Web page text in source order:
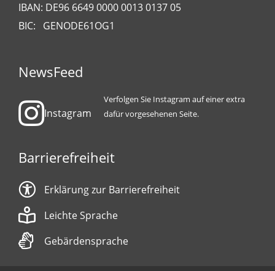
IBAN: DE96 6649 0000 0013 0137 05
BIC: GENODE61OG1
NewsFeed
Instagram
Verfolgen Sie Instagram auf einer extra
dafür vorgesehenen Seite.
Barrierefreiheit
Erklärung zur Barrierefreiheit
Leichte Sprache
Gebärdensprache